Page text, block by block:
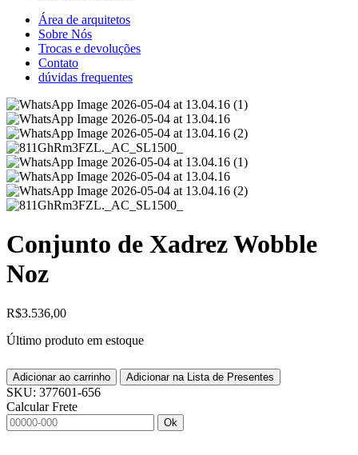
Área de arquitetos
Sobre Nós
Trocas e devoluções
Contato
dúvidas frequentes
Conjunto de Xadrez Wobble
Noz
R$3.536,00
Último produto em estoque
Adicionar ao carrinho Adicionar na Lista de Presentes
SKU: 377601-656
Calcular Frete
Ok